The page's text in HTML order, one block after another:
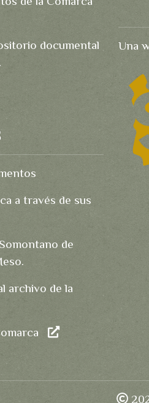
documental
a través de sus
de
archivo de la
Una